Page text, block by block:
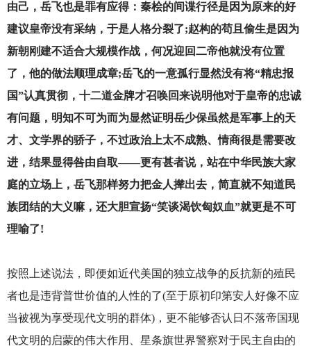
由己，岳飞也是罪有应得：秦桧的间谍行径是因为原来的好
建议皇帝没有采纳，于是人格分裂了;赵构的苟且偷生是因为
新朝刚建不适合大规模作战，何况迎回二帝他就没有位置
了，他的做法顺理成章;岳飞的一意孤行显然没有将“精忠报
国”认真贯彻，十二道金牌才召唤回来说明他对于皇帝的忠诚
有问题，明知不可为而为显然证明岳少保虽然是军事上的天
才、文学界的骄子，不过政治上太不成熟、情商很是需要改
进，结果显得咎由自取——更有甚者说，站在中华民族大家
庭的立场上，岳飞那样努力把金人撵出去，简直就不知道民
族团结的大义嘛，还大胆宣扬“笑谈渴饮匈奴血”就更是不可
理喻了!
按照上述说法，即便如近代美国的独立战争的反抗新的殖民
者也是违背普世价值的人性的了(至于原初印第安人好像不应
当被视为享受现代文明的群体)，更不能够否认日不落帝国现
代文明的启蒙的伟大作用、星条旗世界警察对于民主自由的